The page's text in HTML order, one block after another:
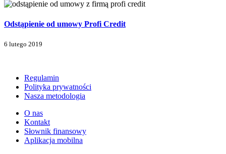
Odstąpienie od umowy Profi Credit
6 lutego 2019
Regulamin
Polityka prywatności
Nasza metodologia
O nas
Kontakt
Słownik finansowy
Aplikacja mobilna